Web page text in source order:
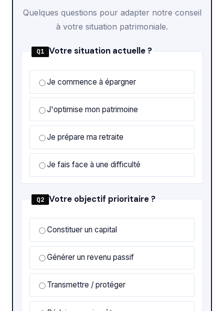
Quelques questions pour adapter notre conseil
à votre situation patrimoniale.
Q1 Votre situation actuelle ?
Je commence à épargner
J'optimise mon patrimoine
Je prépare ma retraite
Je fais face à une difficulté
Q2 Votre objectif prioritaire ?
Constituer un capital
Générer un revenu passif
Transmettre / protéger